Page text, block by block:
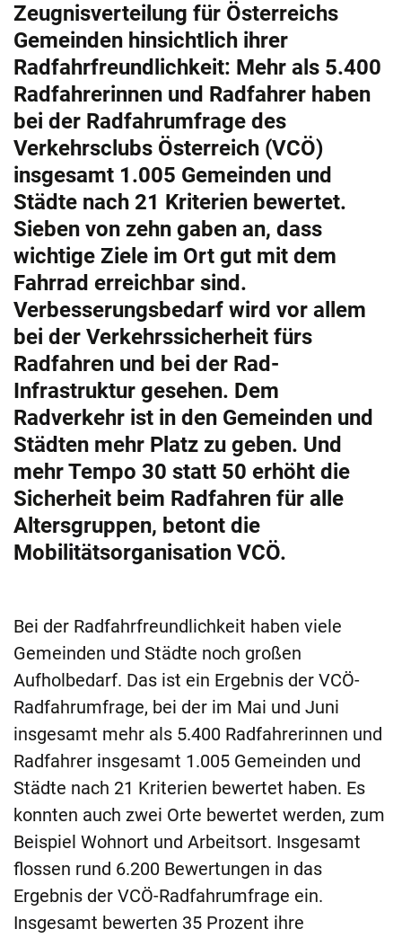
Zeugnisverteilung für Österreichs
Gemeinden hinsichtlich ihrer
Radfahrfreundlichkeit: Mehr als 5.400
Radfahrerinnen und Radfahrer haben
bei der Radfahrumfrage des
Verkehrsclubs Österreich (VCÖ)
insgesamt 1.005 Gemeinden und
Städte nach 21 Kriterien bewertet.
Sieben von zehn gaben an, dass
wichtige Ziele im Ort gut mit dem
Fahrrad erreichbar sind.
Verbesserungsbedarf wird vor allem
bei der Verkehrssicherheit fürs
Radfahren und bei der Rad-
Infrastruktur gesehen. Dem
Radverkehr ist in den Gemeinden und
Städten mehr Platz zu geben. Und
mehr Tempo 30 statt 50 erhöht die
Sicherheit beim Radfahren für alle
Altersgruppen, betont die
Mobilitätsorganisation VCÖ.
Bei der Radfahrfreundlichkeit haben viele
Gemeinden und Städte noch großen
Aufholbedarf. Das ist ein Ergebnis der VCÖ-
Radfahrumfrage, bei der im Mai und Juni
insgesamt mehr als 5.400 Radfahrerinnen und
Radfahrer insgesamt 1.005 Gemeinden und
Städte nach 21 Kriterien bewertet haben. Es
konnten auch zwei Orte bewertet werden, zum
Beispiel Wohnort und Arbeitsort. Insgesamt
flossen rund 6.200 Bewertungen in das
Ergebnis der VCÖ-Radfahrumfrage ein.
Insgesamt bewerten 35 Prozent ihre